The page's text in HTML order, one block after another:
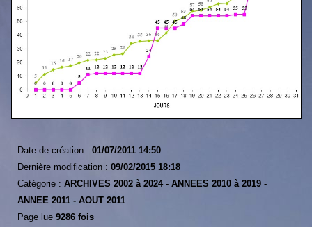
Date de création : 01/07/2011 14:50
Dernière modification : 09/02/2015 18:18
Catégorie : ARCHIVES 2002 à 2024 - ANNEES 2010 à 2019 -
ANNEE 2011 - AOUT 2011
Page lue 9286 fois